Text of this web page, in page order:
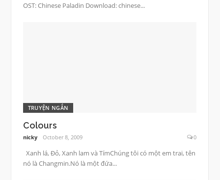
OST: Chinese Paladin Download: chinese...
TRUYỆN NGẮN
Colours
nicky October 8, 2009 0
Xanh lá, Đỏ, Xanh lam và TímChúng tôi có một em trai, tên
nó là Changmin.Nó là một đứa...